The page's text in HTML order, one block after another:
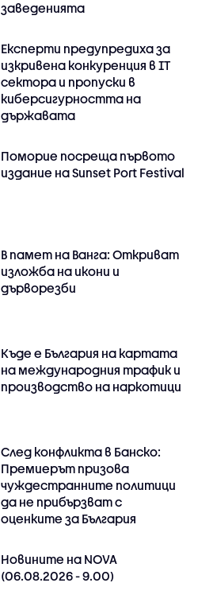
заведенията
Експерти предупредиха за
изкривена конкуренция в IT
сектора и пропуски в
киберсигурността на
държавата
Поморие посреща първото
издание на Sunset Port Festival
В памет на Ванга: Откриват
изложба на икони и
дърворезби
Къде е България на картата
на международния трафик и
производство на наркотици
След конфликта в Банско:
Премиерът призова
чуждестранните политици
да не прибързват с
оценките за България
Новините на NOVA
(06.08.2026 - 9.00)